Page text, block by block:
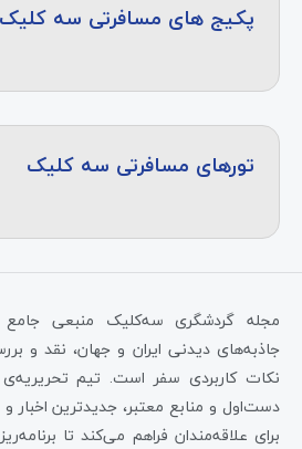
پکیج های مسافرتی سه کلیک
تورهای مسافرتی سه کلیک
مجله گردشگری سه‌کلیک منبعی جامع
جاذبه‌های دیدنی ایران و جهان، نقد و
نکات کاربردی سفر است. تیم
دست‌اول و منابع معتبر، جدیدترین اخبار
برای علاقه‌مندان فراهم می‌کند تا